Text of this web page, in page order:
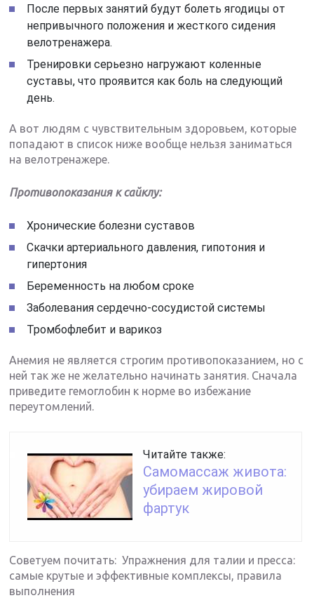
После первых занятий будут болеть ягодицы от
непривычного положения и жесткого сидения
велотренажера.
Тренировки серьезно нагружают коленные
суставы, что проявится как боль на следующий
день.
А вот людям с чувствительным здоровьем, которые
попадают в список ниже вообще нельзя заниматься
на велотренажере.
Противопоказания к сайклу:
Хронические болезни суставов
Скачки артериального давления, гипотония и
гипертония
Беременность на любом сроке
Заболевания сердечно-сосудистой системы
Тромбофлебит и варикоз
Анемия не является строгим противопоказанием, но с
ней так же не желательно начинать занятия. Сначала
приведите гемоглобин к норме во избежание
переутомлений.
Читайте также:
Самомассаж живота:
убираем жировой
фартук
Советуем почитать: Упражнения для талии и пресса:
самые крутые и эффективные комплексы, правила
выполнения